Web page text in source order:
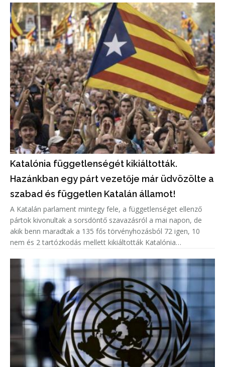
hivatali napján, 202
Katalónia függetlenségét kikiáltották.
Hazánkban egy párt vezetője már üdvözölte a
szabad és független Katalán államot!
A Katalán parlament mintegy fele, a függetlenséget ellenző
pártok kivonultak a sorsdöntő szavazásról a mai napon, de
akik benn maradtak a 135 fős törvényhozásból 72 igen, 10
nem és 2 tartózkodás mellett kikiáltották Katalónia